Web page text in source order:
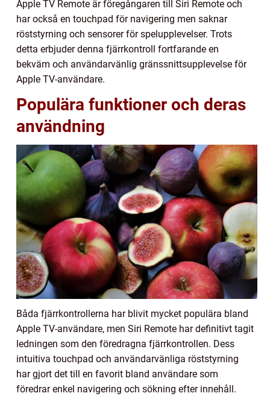
Apple TV Remote är föregångaren till Siri Remote och
har också en touchpad för navigering men saknar
röststyrning och sensorer för spelupplevelser. Trots
detta erbjuder denna fjärrkontroll fortfarande en
bekväm och användarvänlig gränssnittsupplevelse för
Apple TV-användare.
Populära funktioner och deras
användning
Båda fjärrkontrollerna har blivit mycket populära bland
Apple TV-användare, men Siri Remote har definitivt tagit
ledningen som den föredragna fjärrkontrollen. Dess
intuitiva touchpad och användarvänliga röststyrning
har gjort det till en favorit bland användare som
föredrar enkel navigering och sökning efter innehåll.